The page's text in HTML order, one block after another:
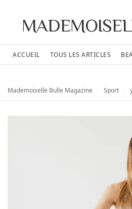
ACCUEIL TOUS LES ARTICLES
Mademoiselle Bulle Magazine Sport